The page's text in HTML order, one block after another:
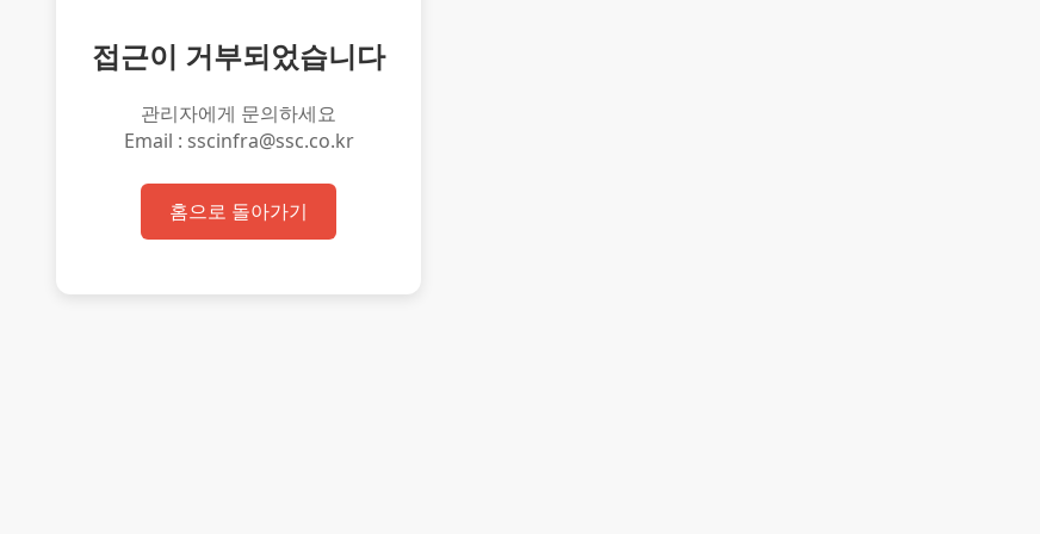
접근이 거부되었습니다
관리자에게 문의하세요
Email : sscinfra@ssc.co.kr
홈으로 돌아가기